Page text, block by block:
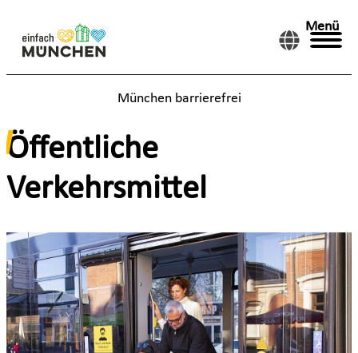
Menü
München barrierefrei
Öffentliche
Verkehrsmittel